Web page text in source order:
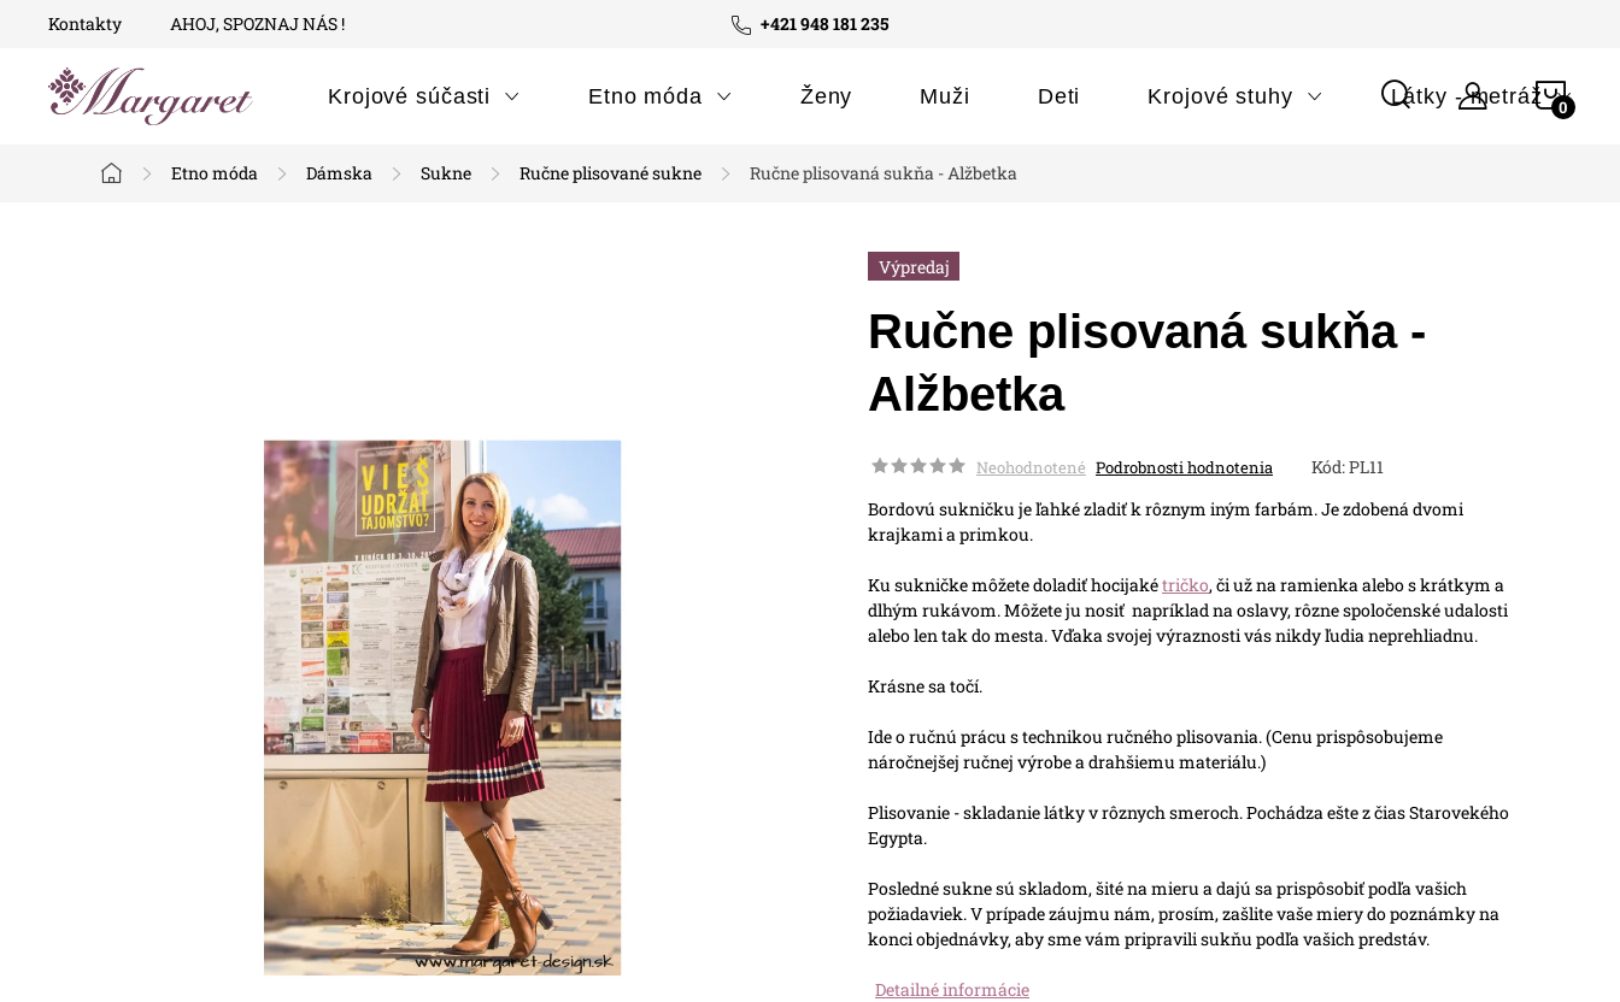
Prejsť
+421 948 181 235
Kontakty AHOJ, SPOZNAJ NÁS !
Krojové súčasti Etno móda Ženy Muži Deti Krojové stuhy Látky - metráž
Domov
Etno móda Dámska Sukne Ručne plisované sukne Ručne plisovaná sukňa - Alžbetka
Výpredaj
Ručne plisovaná sukňa -
Alžbetka
Neohodnotené Podrobnosti hodnotenia Kód:PL11
Bordovú sukničku je ľahké zladiť k rôznym iným farbám. Je zdobená dvomi
krajkami a primkou.
Ku sukničke môžete doladiť hocijakétričko, či už na ramienka alebo s krátkym a
dlhým rukávom. Môžete ju nosiť napríklad na oslavy, rôzne spoločenské udalosti
alebo len tak do mesta. Vďaka svojej výraznosti vás nikdy ľudia neprehliadnu.
Krásne sa točí.
Ide o ručnú prácu s technikou ručného plisovania. (Cenu prispôsobujeme
náročnejšej ručnej výrobe a drahšiemu materiálu.)
Plisovanie - skladanie látky v rôznych smeroch. Pochádza ešte z čias Starovekého
Egypta.
Posledné sukne sú skladom, šité na mieru a dajú sa prispôsobiť podľa vašich
požiadaviek. V prípade záujmu nám, prosím, zašlite vaše miery do poznámky na
konci objednávky, aby sme vám pripravili sukňu podľa vašich predstáv.
Detailné informácie